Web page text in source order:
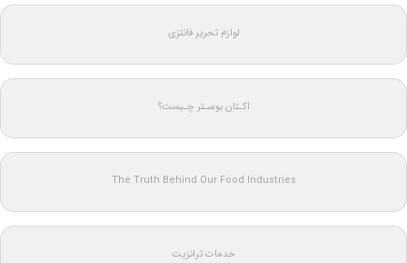
لوازم تحریر فانتزی
اکـتان بوسـتر چـیست؟
The Truth Behind Our Food Industries
خدمات ترانزیت